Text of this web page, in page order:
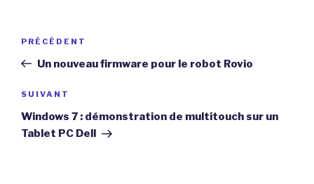
Navigation
l’article
Article
précédent
PRÉCÉDENT
Un nouveau firmware pour le robot Rovio
Article
suivant
SUIVANT
Windows 7 : démonstration de multitouch sur un
Tablet PC Dell